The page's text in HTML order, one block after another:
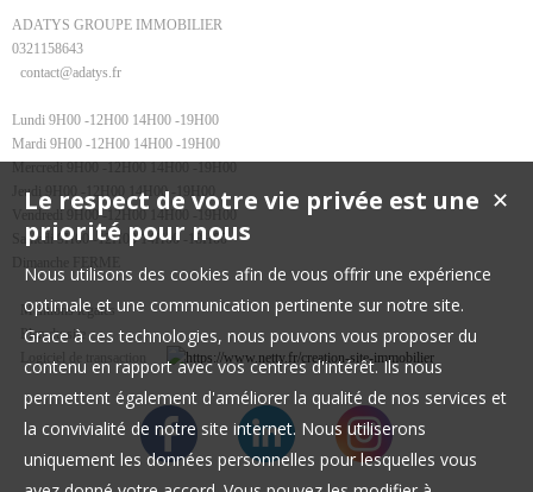
ADATYS GROUPE IMMOBILIER
0321158643
contact@adatys.fr
Lundi 9H00 -12H00 14H00 -19H00
Mardi 9H00 -12H00 14H00 -19H00
Jeudi 9H00 -12H00 14H00 -19H00
Vendredi 9H00 -12H00 14H00 -19H00
Samedi 9H00 -12H00 14H00 -18H00
Mentions légales
Plan du site
Logiciel de transaction
✕
Le respect de votre vie privée est une
priorité pour nous
Nous utilisons des cookies afin de vous offrir une expérience
optimale et une communication pertinente sur notre site.
Grace à ces technologies, nous pouvons vous proposer du
contenu en rapport avec vos centres d'intérêt. Ils nous
permettent également d'améliorer la qualité de nos services et
la convivialité de notre site internet. Nous utiliserons
uniquement les données personnelles pour lesquelles vous